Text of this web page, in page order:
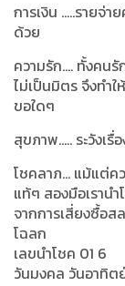
การเงิน …..รายจ่า
ด้วย
ความรัก.... ทั้งคน
ไม่เป็นมิตร จึงทำ
ขอใดๆ
สุขภาพ..... ระวังเ
โชคลาภ... แม้แต่ค
แท้ๆ สองมือเราน
จากการเสี่ยงซื้อส
โฉลก
เลขนำโชค 01 6
วันมงคล วันอาทิต